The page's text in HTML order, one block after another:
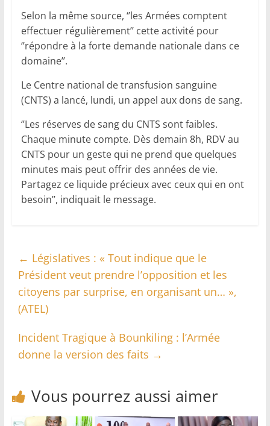
Selon la même source, ‘’les Armées comptent
effectuer régulièrement’’ cette activité pour
‘’répondre à la forte demande nationale dans ce
domaine’’.
Le Centre national de transfusion sanguine
(CNTS) a lancé, lundi, un appel aux dons de sang.
‘’Les réserves de sang du CNTS sont faibles.
Chaque minute compte. Dès demain 8h, RDV au
CNTS pour un geste qui ne prend que quelques
minutes mais peut offrir des années de vie.
Partagez ce liquide précieux avec ceux qui en ont
besoin’’, indiquait le message.
← Législatives : « Tout indique que le
Président veut prendre l’opposition et les
citoyens par surprise, en organisant un… »,
(ATEL)
Incident Tragique à Bounkiling : l’Armée
donne la version des faits →
Vous pourrez aussi aimer